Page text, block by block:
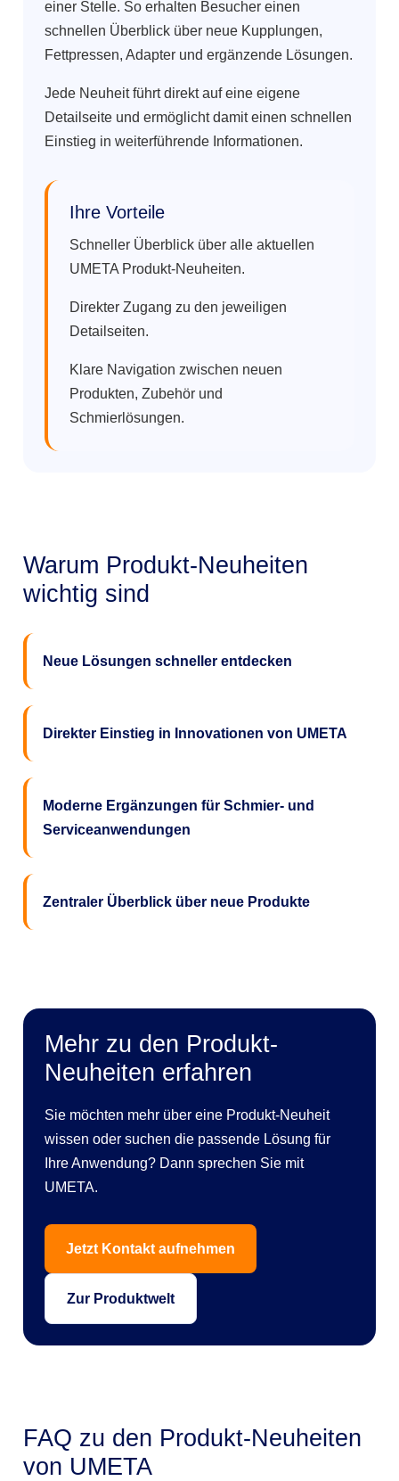
einer Stelle. So erhalten Besucher einen
schnellen Überblick über neue Kupplungen,
Fettpressen, Adapter und ergänzende Lösungen.
Jede Neuheit führt direkt auf eine eigene
Detailseite und ermöglicht damit einen schnellen
Einstieg in weiterführende Informationen.
Ihre Vorteile
Schneller Überblick über alle aktuellen
UMETA Produkt-Neuheiten.
Direkter Zugang zu den jeweiligen
Detailseiten.
Klare Navigation zwischen neuen
Produkten, Zubehör und
Schmierlösungen.
Warum Produkt-Neuheiten
wichtig sind
Neue Lösungen schneller entdecken
Direkter Einstieg in Innovationen von UMETA
Moderne Ergänzungen für Schmier- und
Serviceanwendungen
Zentraler Überblick über neue Produkte
Mehr zu den Produkt-
Neuheiten erfahren
Sie möchten mehr über eine Produkt-Neuheit
wissen oder suchen die passende Lösung für
Ihre Anwendung? Dann sprechen Sie mit
UMETA.
Jetzt Kontakt aufnehmen
Zur Produktwelt
FAQ zu den Produkt-Neuheiten
von UMETA